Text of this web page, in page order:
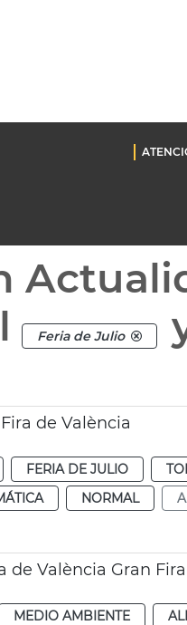
Feria de Julio
de València
FERIA DE JULIO
NORMAL
de València Gran Fira
MEDIO AMBIENTE